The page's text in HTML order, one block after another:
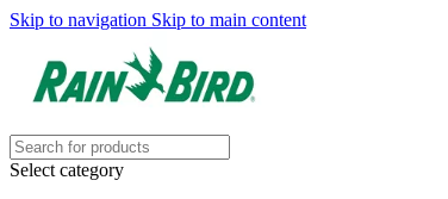
Skip to navigation Skip to main content
Select category